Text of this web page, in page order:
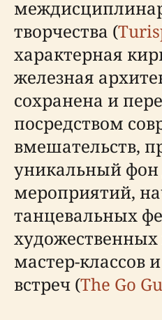
творчества (
характерная
железная
сохранена и
посредством
вмешательств,
уникальный фон
мероприятий,
танцевальных
художественных
мастер-классов
встреч (The Go